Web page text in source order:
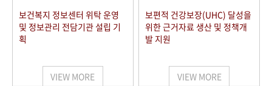
보건복지 정보센터 위탁 운영
및 정보관리 전담기관 설립 기
획
VIEW MORE
보편적 건강보장(UHC) 달성을
위한 근거자료 생산 및 정책개
발 지원
VIEW MORE